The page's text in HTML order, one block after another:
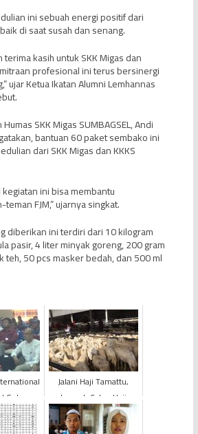
ini sebuah energi positif dari
di saat susah dan senang.
terima kasih untuk SKK Migas dan
profesional ini terus bersinergi
ujar Ketua Ikatan Alumni Lemhannas
SKK Migas SUMBAGSEL, Andi
bantuan 60 paket sembako ini
dari SKK Migas dan KKKS
ini bisa membantu
FJM,” ujarnya singkat.
diberikan ini terdiri dari 10 kilogram
pasir, 4 liter minyak goreng, 200 gram
teh, 50 pcs masker bedah, dan 500 ml
K3
Jalani Haji Tamattu,
Jemaah Calon Haji
Provinsi Jambi Wajib
Menyembelih Hewan